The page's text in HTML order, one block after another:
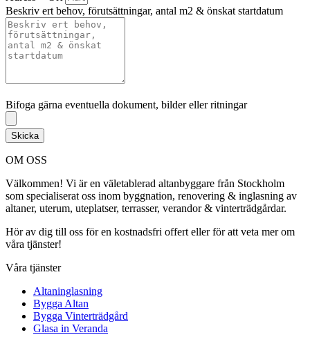
Beskriv ert behov, förutsättningar, antal m2 & önskat startdatum
Bifoga gärna eventuella dokument, bilder eller ritningar
Skicka
OM OSS
Välkommen! Vi är en väletablerad altanbyggare från Stockholm
som specialiserat oss inom byggnation, renovering & inglasning av
altaner, uterum, uteplatser, terrasser, verandor & vinterträdgårdar.
Hör av dig till oss för en kostnadsfri offert eller för att veta mer om
våra tjänster!
Våra tjänster
Altaninglasning
Bygga Altan
Bygga Vinterträdgård
Glasa in Veranda